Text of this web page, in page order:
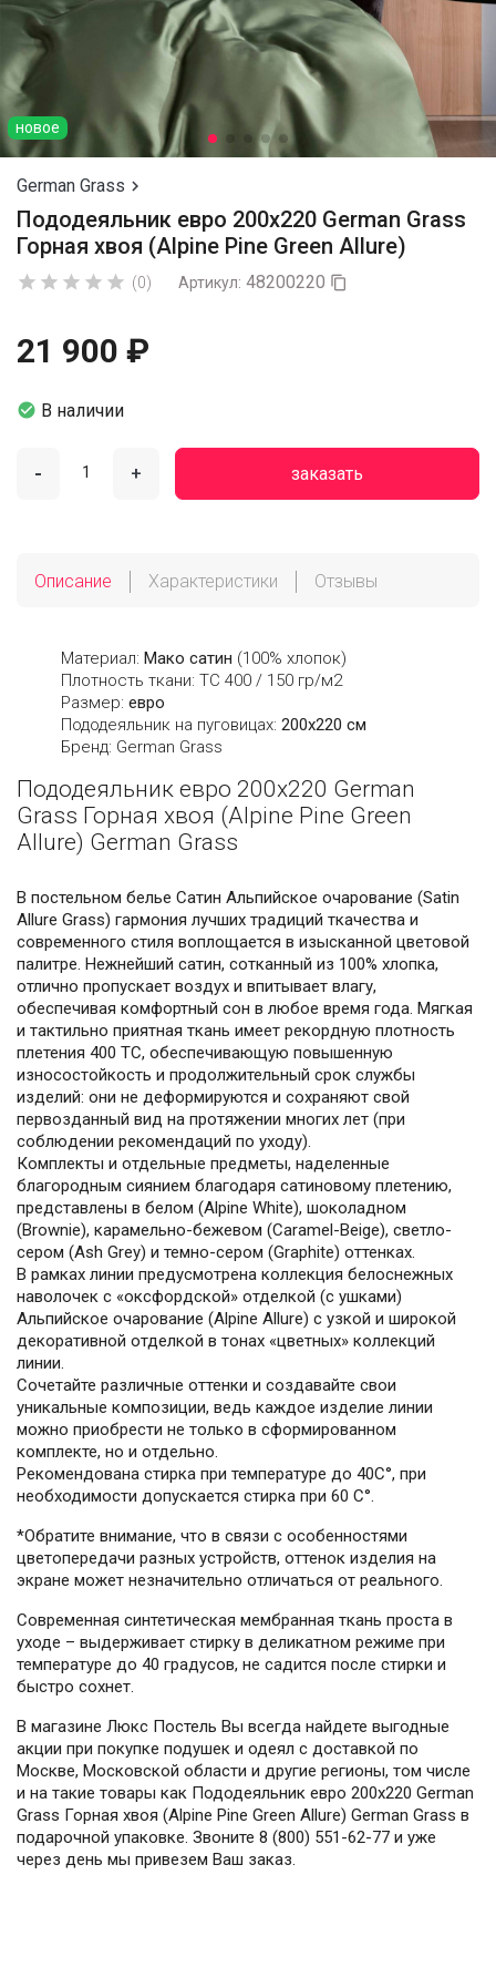
новое
German Grass 
Пододеяльник евро 200х220 German Grass
Горная хвоя (Alpine Pine Green Allure)
     (0) Артикул: 48200220 
21 900 ₽
 В наличии
- + заказать
Описание Характеристики Отзывы
Материал: Мако сатин (100% хлопок)
Плотность ткани: ТС 400 / 150 гр/м2
Размер: евро
Пододеяльник на пуговицах: 200х220 см
Бренд: German Grass
Пододеяльник евро 200х220 German
Grass Горная хвоя (Alpine Pine Green
Allure) German Grass
В постельном белье Сатин Альпийское очарование (Satin
Allure Grass) гармония лучших традиций ткачества и
современного стиля воплощается в изысканной цветовой
палитре. Нежнейший сатин, сотканный из 100% хлопка,
отлично пропускает воздух и впитывает влагу,
обеспечивая комфортный сон в любое время года. Мягкая
и тактильно приятная ткань имеет рекордную плотность
плетения 400 ТС, обеспечивающую повышенную
износостойкость и продолжительный срок службы
изделий: они не деформируются и сохраняют свой
первозданный вид на протяжении многих лет (при
соблюдении рекомендаций по уходу).
Комплекты и отдельные предметы, наделенные
благородным сиянием благодаря сатиновому плетению,
представлены в белом (Alpine White), шоколадном
(Brownie), карамельно-бежевом (Caramel-Beige), светло-
сером (Ash Grey) и темно-сером (Graphite) оттенках.
В рамках линии предусмотрена коллекция белоснежных
наволочек с «оксфордской» отделкой (с ушками)
Альпийское очарование (Alpine Allure) с узкой и широкой
декоративной отделкой в тонах «цветных» коллекций
линии.
Сочетайте различные оттенки и создавайте свои
уникальные композиции, ведь каждое изделие линии
можно приобрести не только в сформированном
комплекте, но и отдельно.
Рекомендована стирка при температуре до 40С°, при
необходимости допускается стирка при 60 С°.
*Обратите внимание, что в связи с особенностями
цветопередачи разных устройств, оттенок изделия на
экране может незначительно отличаться от реального.
Современная синтетическая мембранная ткань проста в
уходе – выдерживает стирку в деликатном режиме при
температуре до 40 градусов, не садится после стирки и
быстро сохнет.
В магазине Люкс Постель Вы всегда найдете выгодные
акции при покупке подушек и одеял с доставкой по
Москве, Московской области и другие регионы, том числе
и на такие товары как Пододеяльник евро 200х220 German
Grass Горная хвоя (Alpine Pine Green Allure) German Grass в
подарочной упаковке. Звоните 8 (800) 551-62-77 и уже
через день мы привезем Ваш заказ.